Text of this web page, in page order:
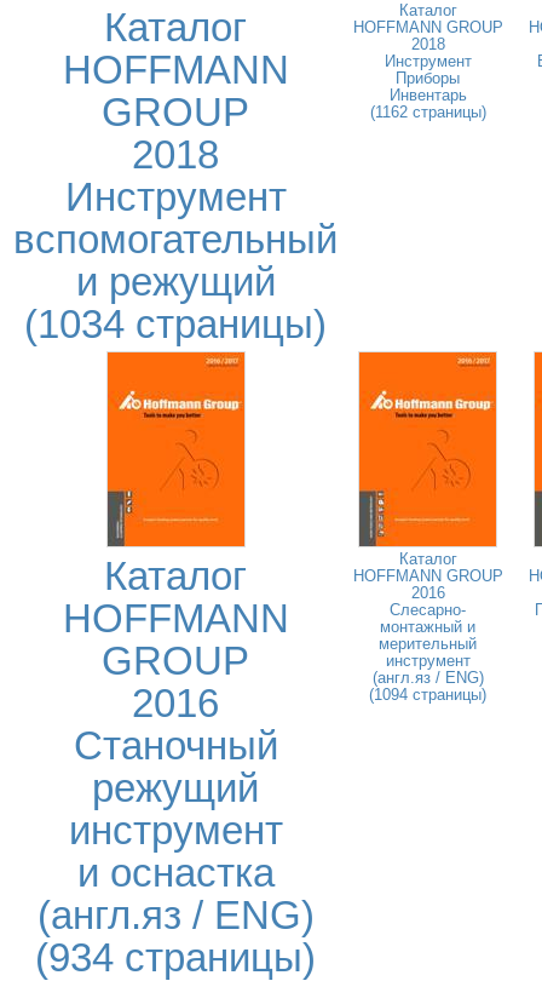
Каталог
HOFFMANN
GROUP
2018
Инструмент
вспомогательный
и режущий
(1034 страницы)
Каталог
HOFFMANN GROUP
2018
Инструмент
Приборы
Инвентарь
(1162 страницы)
Каталог
HOFFMANN
GROUP
2016
Станочный
режущий
инструмент
и оснастка
(англ.яз / ENG)
(934 страницы)
Каталог
HOFFMANN GROUP
2016
Слесарно-
монтажный и
мерительный
инструмент
(англ.яз / ENG)
(1094 страницы)